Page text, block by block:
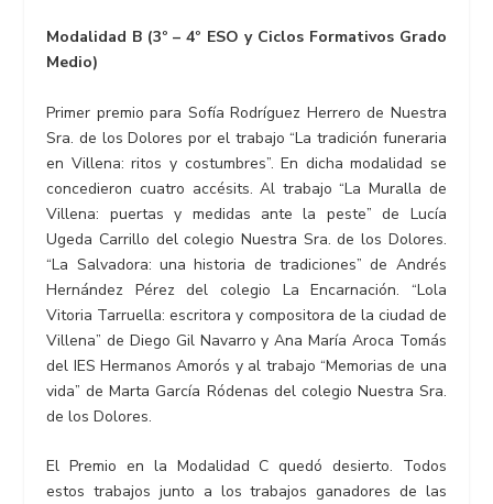
Modalidad B (3º – 4º ESO y Ciclos Formativos Grado
Medio)
Primer premio para Sofía Rodríguez Herrero de Nuestra
Sra. de los Dolores por el trabajo “La tradición funeraria
en Villena: ritos y costumbres”. En dicha modalidad se
concedieron cuatro accésits. Al trabajo “La Muralla de
Villena: puertas y medidas ante la peste” de Lucía
Ugeda Carrillo del colegio Nuestra Sra. de los Dolores.
“La Salvadora: una historia de tradiciones” de Andrés
Hernández Pérez del colegio La Encarnación. “Lola
Vitoria Tarruella: escritora y compositora de la ciudad de
Villena” de Diego Gil Navarro y Ana María Aroca Tomás
del IES Hermanos Amorós y al trabajo “Memorias de una
vida” de Marta García Ródenas del colegio Nuestra Sra.
de los Dolores.
El Premio en la Modalidad C quedó desierto. Todos
estos trabajos junto a los trabajos ganadores de las